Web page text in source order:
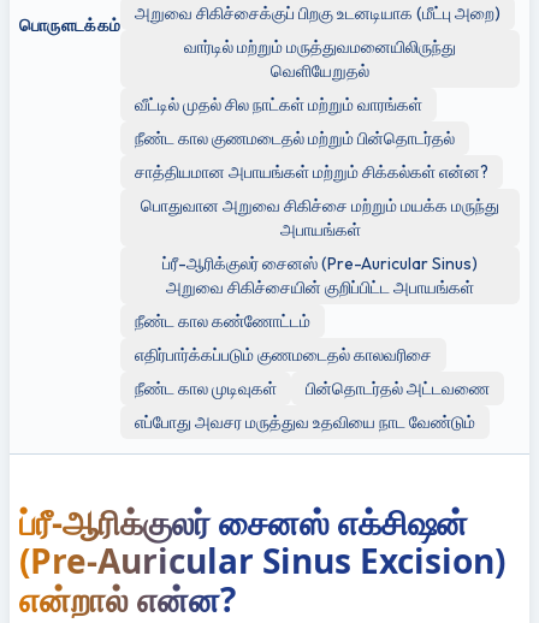
பொருளடக்கம்
அறுவை சிகிச்சைக்குப் பிறகு உடனடியாக (மீட்பு அறை)
வார்டில் மற்றும் மருத்துவமனையிலிருந்து
வெளியேறுதல்
வீட்டில் முதல் சில நாட்கள் மற்றும் வாரங்கள்
நீண்ட கால குணமடைதல் மற்றும் பின்தொடர்தல்
சாத்தியமான அபாயங்கள் மற்றும் சிக்கல்கள் என்ன?
பொதுவான அறுவை சிகிச்சை மற்றும் மயக்க மருந்து
அபாயங்கள்
ப்ரீ-ஆரிக்குலர் சைனஸ் (Pre-Auricular Sinus)
அறுவை சிகிச்சையின் குறிப்பிட்ட அபாயங்கள்
நீண்ட கால கண்ணோட்டம்
எதிர்பார்க்கப்படும் குணமடைதல் காலவரிசை
நீண்ட கால முடிவுகள்
பின்தொடர்தல் அட்டவணை
எப்போது அவசர மருத்துவ உதவியை நாட வேண்டும்
ப்ரீ-ஆரிக்குலர் சைனஸ் எக்சிஷன்
(Pre-Auricular Sinus Excision)
என்றால் என்ன?